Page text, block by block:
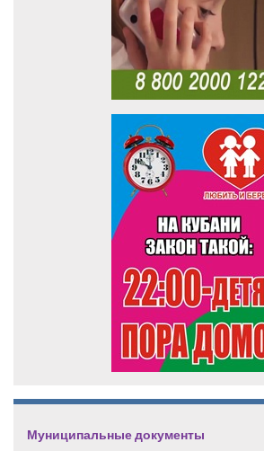
Муниципальные документы